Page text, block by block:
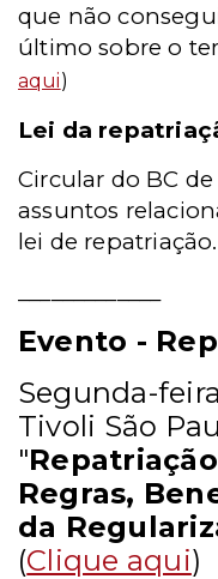
que não
último sobre o
aqui)
Lei da
Circular do BC
assuntos
lei de repatriação.
Evento -
Segunda-
Tivoli São
"
Regras,
da
(Clique aqui)